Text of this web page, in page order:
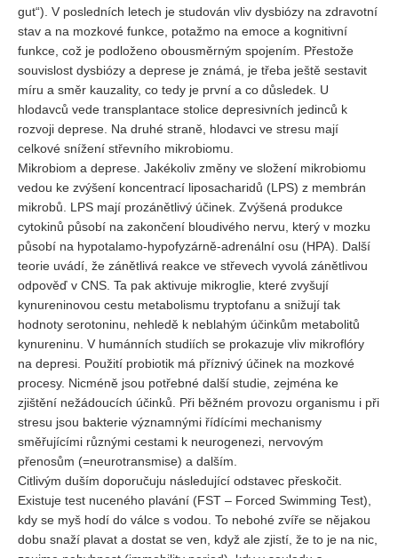
gut“). V posledních letech je studován vliv dysbiózy na zdravotní
stav a na mozkové funkce, potažmo na emoce a kognitivní
funkce, což je podloženo obousměrným spojením. Přestože
souvislost dysbiózy a deprese je známá, je třeba ještě sestavit
míru a směr kauzality, co tedy je první a co důsledek. U
hlodavců vede transplantace stolice depresivních jedinců k
rozvoji deprese. Na druhé straně, hlodavci ve stresu mají
celkové snížení střevního mikrobiomu.
Mikrobiom a deprese. Jakékoliv změny ve složení mikrobiomu
vedou ke zvýšení koncentrací liposacharidů (LPS) z membrán
mikrobů. LPS mají prozánětlivý účinek. Zvýšená produkce
cytokinů působí na zakončení bloudivého nervu, který v mozku
působí na hypotalamo-hypofyzárně-adrenální osu (HPA). Další
teorie uvádí, že zánětlivá reakce ve střevech vyvolá zánětlivou
odpověď v CNS. Ta pak aktivuje mikroglie, které zvyšují
kynureninovou cestu metabolismu tryptofanu a snižují tak
hodnoty serotoninu, nehledě k neblahým účinkům metabolitů
kynureninu. V humánních studiích se prokazuje vliv mikroflóry
na depresi. Použití probiotik má příznivý účinek na mozkové
procesy. Nicméně jsou potřebné další studie, zejména ke
zjištění nežádoucích účinků. Při běžném provozu organismu i při
stresu jsou bakterie významnými řídícími mechanismy
směřujícími různými cestami k neurogenezi, nervovým
přenosům (=neurotransmise) a dalším.
Citlivým duším doporučuju následující odstavec přeskočit.
Existuje test nuceného plavání (FST – Forced Swimming Test),
kdy se myš hodí do válce s vodou. To nebohé zvíře se nějakou
dobu snaží plavat a dostat se ven, když ale zjistí, že to je na nic,